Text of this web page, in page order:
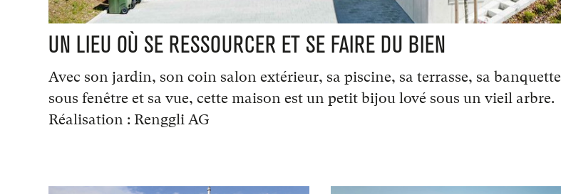
UN LIEU OÙ SE RESSOURCER ET SE FAIRE DU BIEN
Avec son jardin, son coin salon extérieur, sa piscine, sa terrasse, sa banquette
sous fenêtre et sa vue, cette maison est un petit bijou lové sous un vieil arbre.
Réalisation : Renggli AG